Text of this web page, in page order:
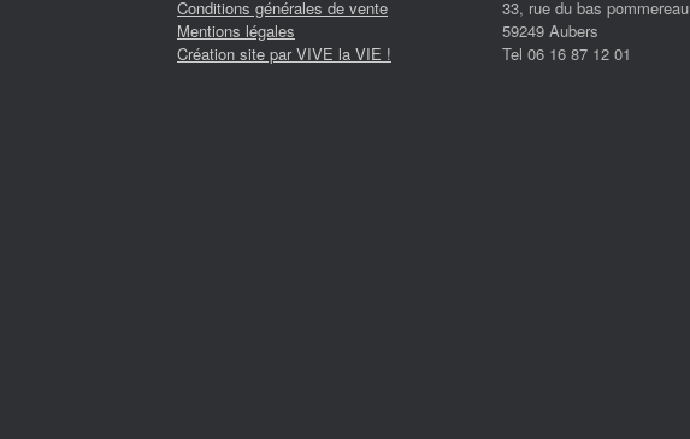
du
produit
Conditions générales de vente
Mentions légales
Création site par VIVE la VIE !
33, rue du bas pommereau
59249 Aubers
Tel 06 16 87 12 01